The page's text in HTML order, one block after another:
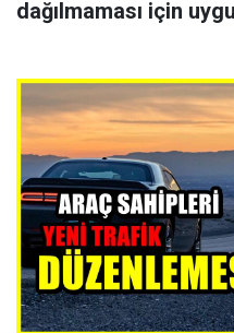
dağılmaması için